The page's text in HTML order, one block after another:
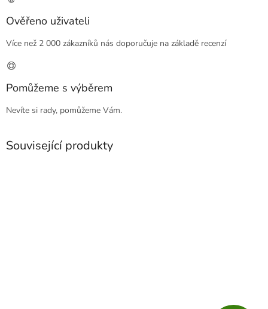
Ověřeno uživateli
Více než 2 000 zákazníků nás doporučuje na základě recenzí
Pomůžeme s výběrem
Nevíte si rady, pomůžeme Vám.
Související produkty